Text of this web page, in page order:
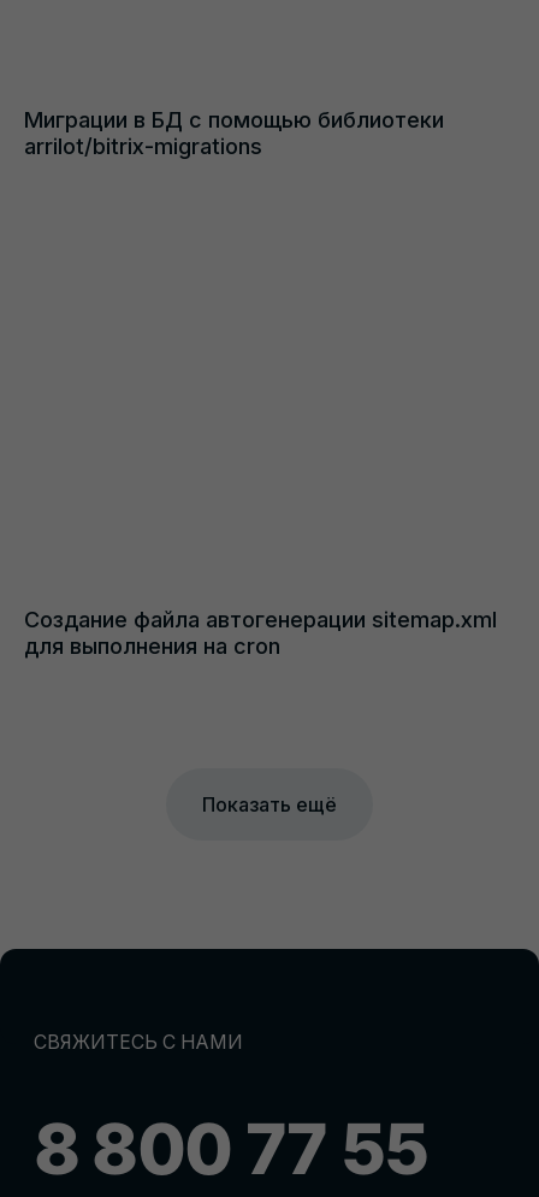
Миграции в БД с помощью библиотеки
arrilot/bitrix-migrations
Создание файла автогенерации sitemap.xml
для выполнения на cron
Показать ещё